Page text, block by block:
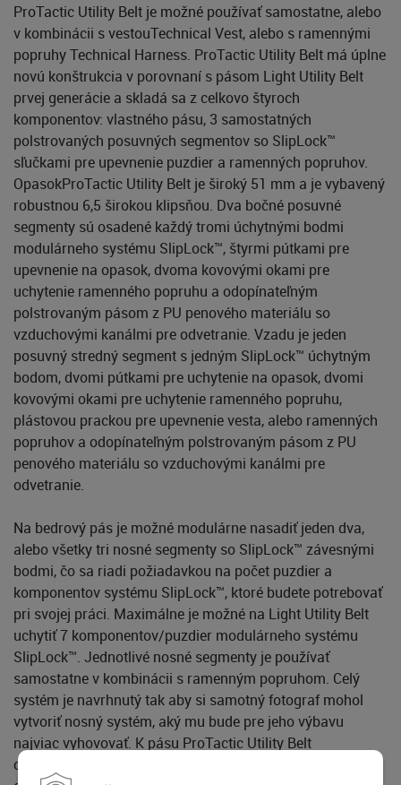
ProTactic Utility Belt je možné používať samostatne, alebo
v kombinácii s vestouTechnical Vest, alebo s ramennými
popruhy Technical Harness. ProTactic Utility Belt má úplne
novú konštrukcia v porovnaní s pásom Light Utility Belt
prvej generácie a skladá sa z celkovo štyroch
komponentov: vlastného pásu, 3 samostatných
polstrovaných posuvných segmentov so SlipLock™
sľučkami pre upevnenie puzdier a ramenných popruhov.
OpasokProTactic Utility Belt je široký 51 mm a je vybavený
robustnou 6,5 širokou klipsňou. Dva bočné posuvné
segmenty sú osadené každý tromi úchytnými bodmi
modulárneho systému SlipLock™, štyrmi pútkami pre
upevnenie na opasok, dvoma kovovými okami pre
uchytenie ramenného popruhu a odopínateľným
polstrovaným pásom z PU penového materiálu so
vzduchovými kanálmi pre odvetranie. Vzadu je jeden
posuvný stredný segment s jedným SlipLock™ úchytným
bodom, dvomi pútkami pre uchytenie na opasok, dvomi
kovovými okami pre uchytenie ramenného popruhu,
plástovou prackou pre upevnenie vesta, alebo ramenných
popruhov a odopínateľným polstrovaným pásom z PU
penového materiálu so vzduchovými kanálmi pre
odvetranie.
Na bedrový pás je možné modulárne nasadiť jeden dva,
alebo všetky tri nosné segmenty so SlipLock™ závesnými
bodmi, čo sa riadi požiadavkou na počet puzdier a
komponentov systému SlipLock™, ktoré budete potrebovať
pri svojej práci. Maximálne je možné na Light Utility Belt
uchytiť 7 komponentov/puzdier modulárneho systému
SlipLock™. Jednotlivé nosné segmenty je používať
samostatne v kombinácii s ramenným popruhom. Celý
systém je navrhnutý tak aby si samotný fotograf mohol
vytvoriť nosný systém, aký mu bude pre jeho výbavu
najviac vyhovovať. K pásu ProTactic Utility Belt
osadenému minimálne 2 posuvnými nosnými segmentmi